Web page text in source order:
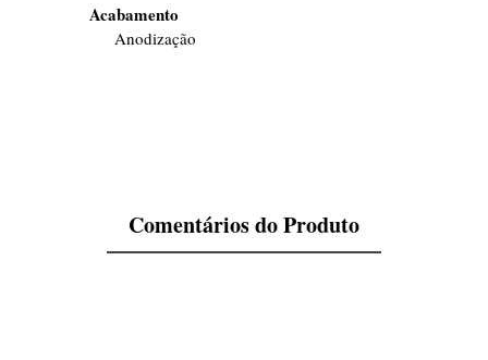
Acabamento
Anodização
Comentários do Produto